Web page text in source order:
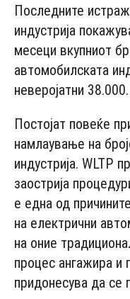
Последните
индустрија
месеци вкупниот
автомобилската
неверојатни 38.000.
Постојат повеќе
намлаување на
индустрија. WLTP
заострија
е една од
на електрични
на оние
процес ангажира
придонесува да се